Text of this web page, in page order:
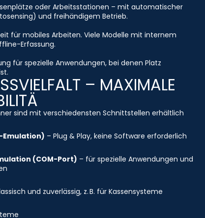
oder Arbeitsstationen – mit automatischer
und freihändigem Betrieb.
für mobiles Arbeiten. Viele Modelle mit internem
Erfassung.
für spezielle Anwendungen, bei denen Platz
– MAXIMALE
sind mit verschiedensten Schnittstellen erhältlich
Emulation) – Plug & Play, keine Software erforderlich
(COM-Port) – für spezielle Anwendungen und
und zuverlässig, z. B. für Kassensysteme